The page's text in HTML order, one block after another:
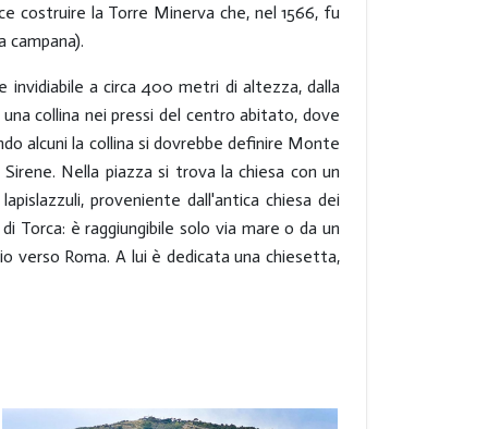
costruire la Torre Minerva che, nel 1566, fu
campana).
invidiabile a circa 400 metri di altezza, dalla
una collina nei pressi del centro abitato, dove
alcuni la collina si dovrebbe definire Monte
Nella piazza si trova la chiesa con un
proveniente dall'antica chiesa dei
Torca: è raggiungibile solo via mare o da un
verso Roma. A lui è dedicata una chiesetta,